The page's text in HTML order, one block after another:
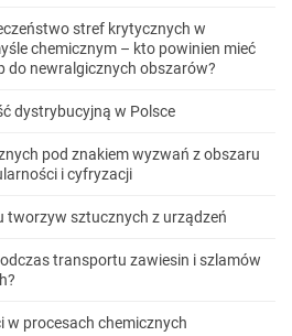
stref krytycznych w
chemicznym – kto powinien mieć
do newralgicznych obszarów?
dystrybucyjną w Polsce
pod znakiem wyzwań z obszaru
i cyfryzacji
tworzyw sztucznych z urządzeń
transportu zawiesin i szlamów
w procesach chemicznych